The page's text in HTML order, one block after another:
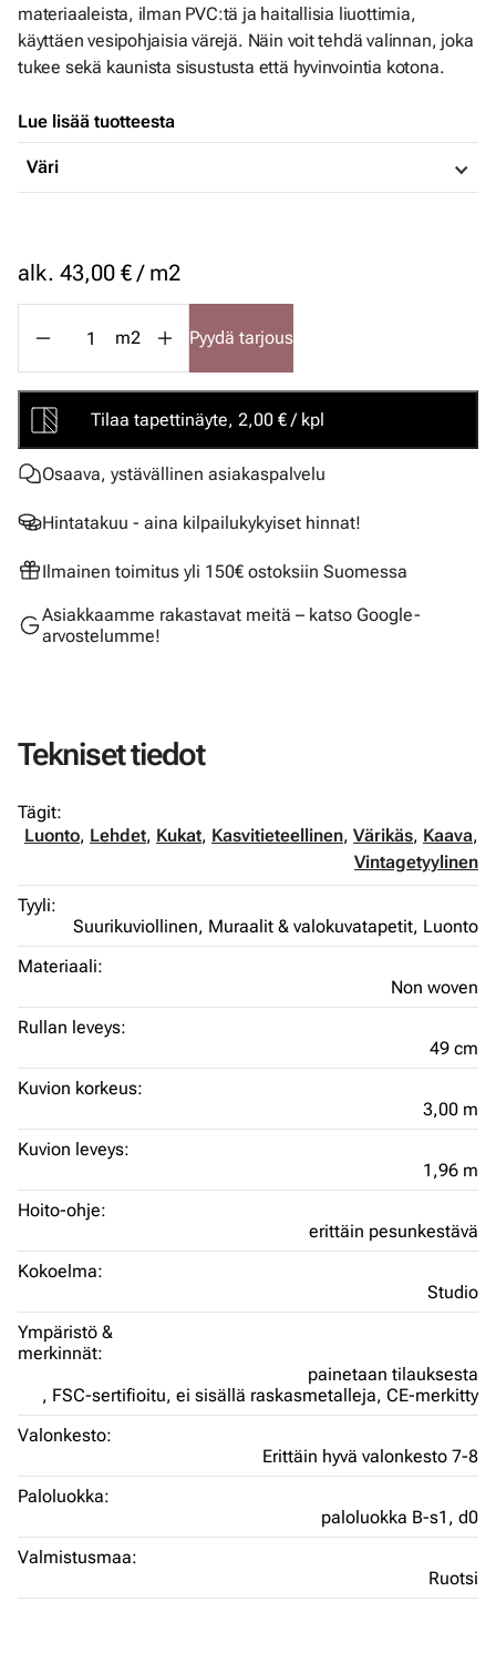
materiaaleista, ilman PVC:tä ja haitallisia liuottimia,
käyttäen vesipohjaisia värejä. Näin voit tehdä valinnan, joka
tukee sekä kaunista sisustusta että hyvinvointia kotona.
Lue lisää tuotteesta
Väri
alk. 43,00 € / m2
m2 Pyydä tarjous
Tilaa tapettinäyte, 2,00 € / kpl
Osaava, ystävällinen asiakaspalvelu
Hintatakuu - aina kilpailukykyiset hinnat!
Ilmainen toimitus yli 150€ ostoksiin Suomessa
Asiakkaamme rakastavat meitä – katso Google-
arvostelumme!
Tekniset tiedot
Tägit:
Luonto, Lehdet, Kukat, Kasvitieteellinen, Värikäs, Kaava,
Vintagetyylinen
Tyyli:
Suurikuviollinen, Muraalit & valokuvatapetit, Luonto
Materiaali:
Non woven
Rullan leveys:
49 cm
Kuvion korkeus:
3,00 m
Kuvion leveys:
1,96 m
Hoito-ohje:
erittäin pesunkestävä
Kokoelma:
Studio
Ympäristö &
merkinnät:
painetaan tilauksesta
, FSC-sertifioitu, ei sisällä raskasmetalleja, CE-merkitty
Valonkesto:
Erittäin hyvä valonkesto 7-8
Paloluokka:
paloluokka B-s1, d0
Valmistusmaa:
Ruotsi